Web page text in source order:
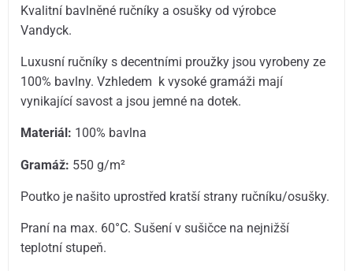
Kvalitní bavlněné ručníky a osušky od výrobce
Vandyck.
Luxusní ručníky s decentními proužky jsou vyrobeny ze
100% bavlny. Vzhledem k vysoké gramáži mají
vynikající savost a jsou jemné na dotek.
Materiál: 100% bavlna
Gramáž: 550 g/m²
Poutko je našito uprostřed kratší strany ručníku/osušky.
Praní na max. 60°C. Sušení v sušičce na nejnižší
teplotní stupeň.